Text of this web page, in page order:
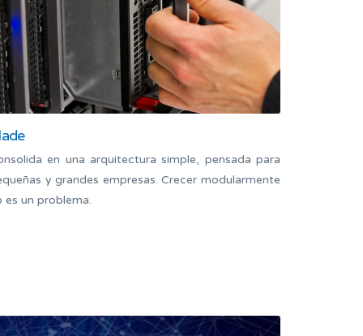
en una arquitectura simple, pensada para
y grandes empresas. Crecer modularmente
es un problema.